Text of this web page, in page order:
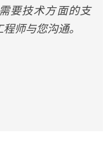
要技术方面的支
师与您沟通。